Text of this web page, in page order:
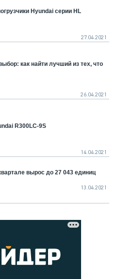
Hyundai серии HL
27.04.2021
как найти лучший из тех, что
26.04.2021
R300LC-9S
14.04.2021
вырос до 27 043 единиц
13.04.2021